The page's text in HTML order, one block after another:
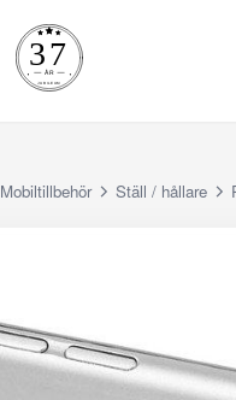
Mobiltillbehör Ställ / hållare